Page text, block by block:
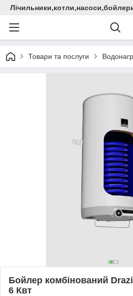
Товари та послуги
Бойлер комбінований
6 Квт